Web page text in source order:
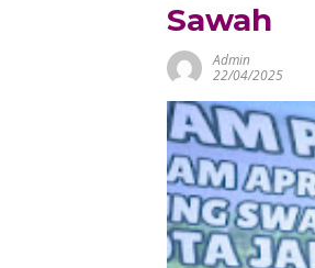
Sawah
Admin
22/04/2025